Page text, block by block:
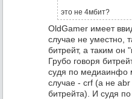
это не 4мбит?
OldGamer имеет
случае не уместно,
битрейт, а таким он
Грубо говоря
судя по медиаинфо
случае - crf (а не
битрейта). И судя